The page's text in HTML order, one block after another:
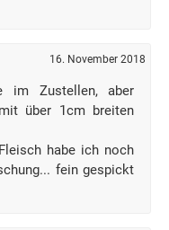
16. November 2018
im Zustellen, aber
über 1cm breiten
habe ich noch
fein gespickt